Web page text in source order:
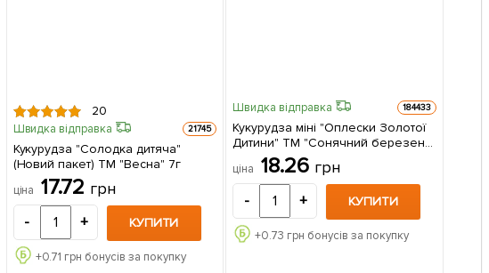
20
Швидка відправка 21745
Кукурудза "Солодка дитяча"
(Новий пакет) ТМ "Весна" 7г
ціна 17.72 грн
- + КУПИТИ
+0.71 грн бонусів за покупку
Швидка відправка 184433
Кукурудза міні "Оплески Золотої
Дитини" ТМ "Сонячний березень"
ціна 18.26 грн
- + КУПИТИ
+0.73 грн бонусів за покупку